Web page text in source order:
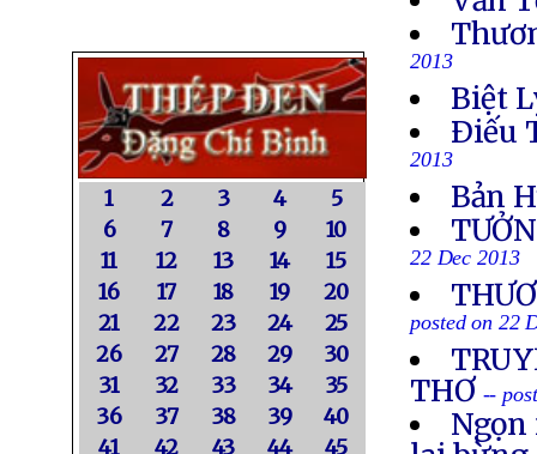
1 2 3 4
5
6
7 8 9
10
11
12 13 14
15
16
17 18 19
20
21
22 23 24
25
26
27 28 29
30
31
32 33 34
35
36
37 38 39
40
41
42 43 44
45
2013
Biệt
Ðiếu
2013
Bản
22 Dec 2013
posted on 22
THƠ --